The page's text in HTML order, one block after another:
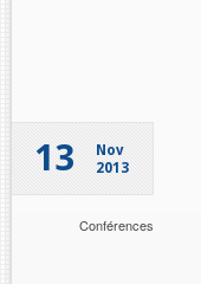
13
Nov
2013
Conférences